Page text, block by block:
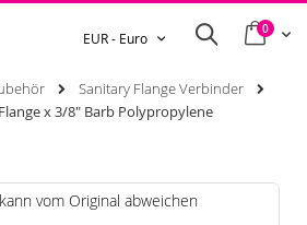
0
Search
Währung
EUR - Euro
Sanitary Flange Verbinder
x 3/8" Barb Polypropylene
vom Original abweichen